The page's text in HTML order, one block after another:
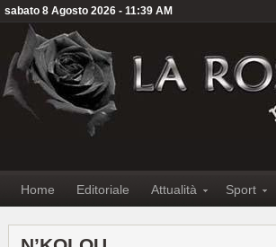
sabato 8 Agosto 2026 - 11:39 AM
Home Editoriale Attualità Sport